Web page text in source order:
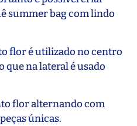
summer bag com lindo
flor é utilizado no centro
que na lateral é usado
flor alternando com
únicas.